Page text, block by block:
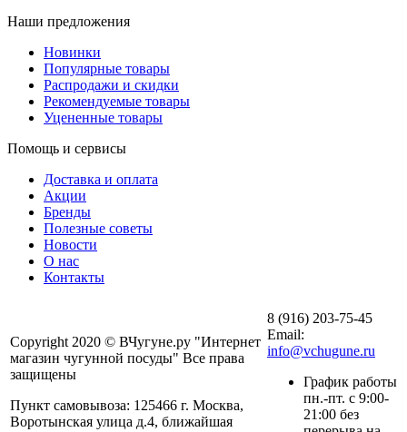
Наши предложения
Новинки
Популярные товары
Распродажи и скидки
Рекомендуемые товары
Уцененные товары
Помощь и сервисы
Доставка и оплата
Акции
Бренды
Полезные советы
Новости
О нас
Контакты
Copyright 2020 © ВЧугуне.ру "Интернет
магазин чугунной посуды" Все права
защищены
Пункт самовывоза: 125466 г. Москва,
Воротынская улица д.4, ближайшая
8 (916) 203-75-45
Email:
info@vchugune.ru
График работы
пн.-пт. с 9:00-
21:00 без